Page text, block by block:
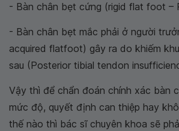
- Bàn chân bẹt cứng (rigid flat foot –
- Bàn chân bẹt mắc phải ở người
acquired flatfoot) gây ra do khiếm
sau (Posterior tibial tendon
Vậy thì để chẩn đoán chính xác bàn
mức độ, quyết định can thiệp hay
thế nào thì bác sĩ chuyên khoa sẽ